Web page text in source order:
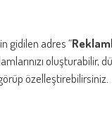
gidilen adres “
oluşturabilir,
özelleştirebilirsiniz.